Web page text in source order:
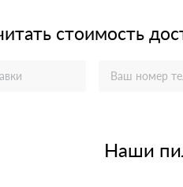
стоимость
Наши